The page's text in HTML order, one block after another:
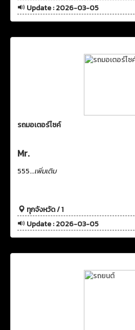
Update : 2026-03-05
รถมอเตอร์ไซค์
Mr.
555...เพิ่มเติม
ทุกจังหวัด / 1
Update : 2026-03-05